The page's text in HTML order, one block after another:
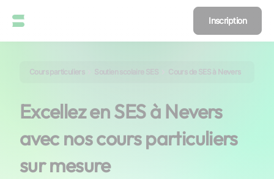
Inscription
Cours particuliers Soutien scolaire SES Cours de SES à Nevers
Excellez en SES à Nevers
avec nos cours particuliers
sur mesure